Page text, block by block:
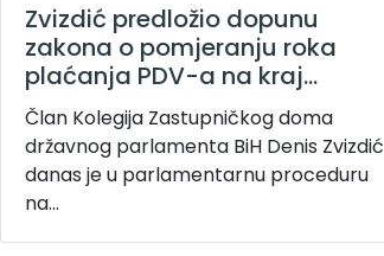
Zvizdić predložio dopunu
zakona o pomjeranju roka
plaćanja PDV-a na kraj...
Član Kolegija Zastupničkog doma
državnog parlamenta BiH Denis Zvizdić
danas je u parlamentarnu proceduru
na...